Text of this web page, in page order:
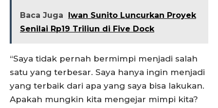
Baca Juga
Iwan Sunito Luncurkan Proyek
Senilai Rp19 Triliun di Five Dock
“Saya tidak pernah bermimpi menjadi salah
satu yang terbesar. Saya hanya ingin menjadi
yang terbaik dari apa yang saya bisa lakukan.
Apakah mungkin kita mengejar mimpi kita?